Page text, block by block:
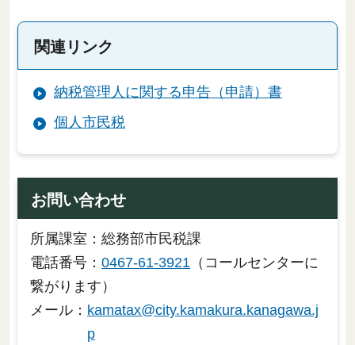
関連リンク
納税管理人に関する申告（申請）書
個人市民税
お問い合わせ
所属課室：総務部市民税課
電話番号： 0467-61-3921 （コールセンターに
繋がります）
メール： kamatax@city.kamakura.kanagawa.j
p